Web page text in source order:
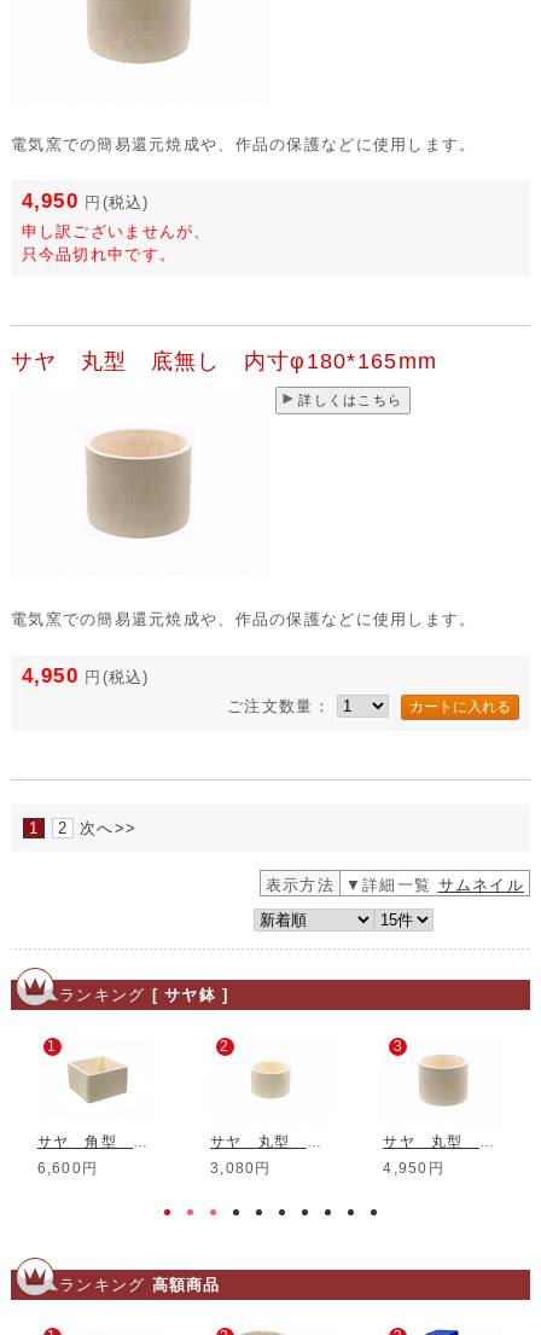
電気窯での簡易還元焼成や、作品の保護などに使用します。
4,950 円 (税込)
申し訳ございませんが、
只今品切れ中です。
サヤ 丸型 底無し 内寸φ180*165mm
詳しくはこちら
電気窯での簡易還元焼成や、作品の保護などに使用します。
4,950 円 (税込)
ご注文数量：
1 2 次へ>>
表示方法 ▼詳細一覧 サムネイル
ランキング [ サヤ鉢 ]
1
サヤ 角型 底付き 内寸210*210*130mm
6,600円
2
サヤ 丸型 底付き 内寸φ150*100mm
3,080円
3
サヤ 丸型 底付き 内寸φ180*150mm
4,950円
ランキング 高額商品